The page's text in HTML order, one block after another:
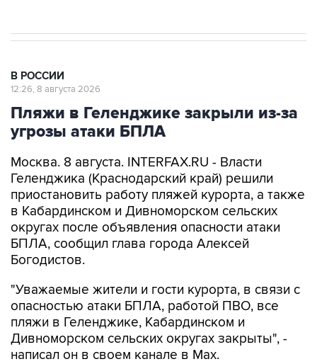
В РОССИИ
12:26, 8 августа 2026
Пляжи в Геленджике закрыли из-за
угрозы атаки БПЛА
Москва. 8 августа. INTERFAX.RU - Власти
Геленджика (Краснодарский край) решили
приостановить работу пляжей курорта, а также
в Кабардинском и Дивноморском сельских
округах после объявления опасности атаки
БПЛА, сообщил глава города Алексей
Богодистов.
"Уважаемые жители и гости курорта, в связи с
опасностью атаки БПЛА, работой ПВО, все
пляжи в Геленджике, Кабардинском и
Дивноморском сельских округах закрыты", -
написал он в своем канале в Max.